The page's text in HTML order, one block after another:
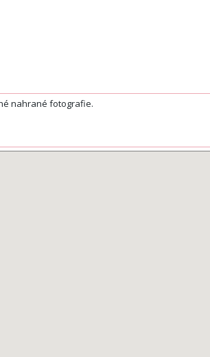
nahrané fotografie.